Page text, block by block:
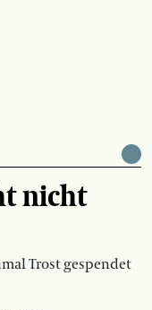
nicht
Trost gespendet